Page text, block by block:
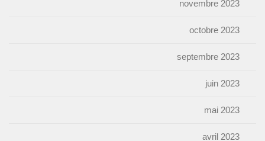
novembre 2023
octobre 2023
septembre 2023
juin 2023
mai 2023
avril 2023